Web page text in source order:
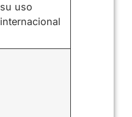
su uso
internacional